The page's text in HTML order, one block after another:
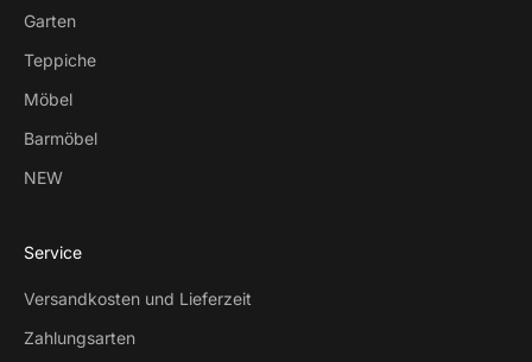
Garten
Teppiche
Möbel
Barmöbel
NEW
Service
Versandkosten und Lieferzeit
Zahlungsarten